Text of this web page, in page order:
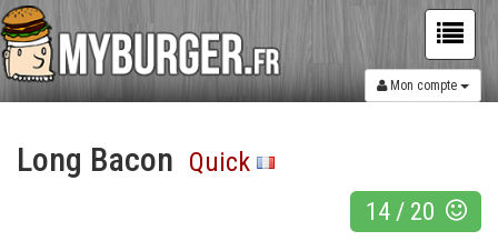
Mon compte
Long Bacon Quick
14/ 20